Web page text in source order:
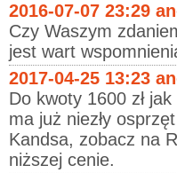
2016-07-07 23:29
Czy Waszym
jest wart
2017-04-25 13:23
Do kwoty 1600 zł
ma już niezły
Kandsa, zobacz na
niższej cenie.